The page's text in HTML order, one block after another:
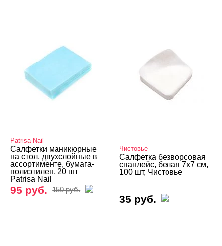
Подарки и сертификаты
Дезинфекция
Жидкости
Защитные очки и экраны
Кейсы, контейнеры, подставки.
Палитры
Салфетки, колпачки, фольга
Patrisa Nail
Салфетки маникюрные
на стол, двухслойные в
ассортименте, бумага-
полиэтилен, 20 шт
Patrisa Nail
95 руб. 150 руб.
Чистовье
Салфетка безворсовая
спанлейс, белая 7х7 см,
100 шт, Чистовье
35 руб.